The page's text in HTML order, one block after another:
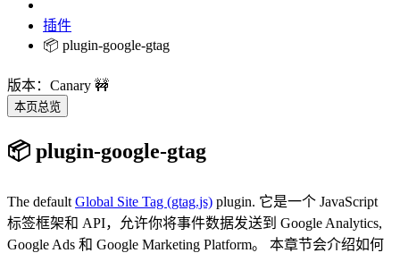
插件
📦 plugin-google-gtag
版本：Canary 🚧
本页总览
📦 plugin-google-gtag
The default Global Site Tag (gtag.js) plugin. 它是一个 JavaScript
标签框架和 API，允许你将事件数据发送到 Google Analytics,
Google Ads 和 Google Marketing Platform。 本章节会介绍如何